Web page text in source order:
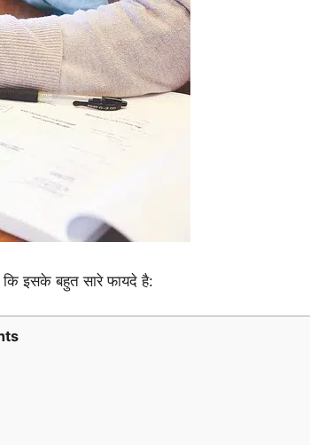
इसके बहुत सारे फायदे है: